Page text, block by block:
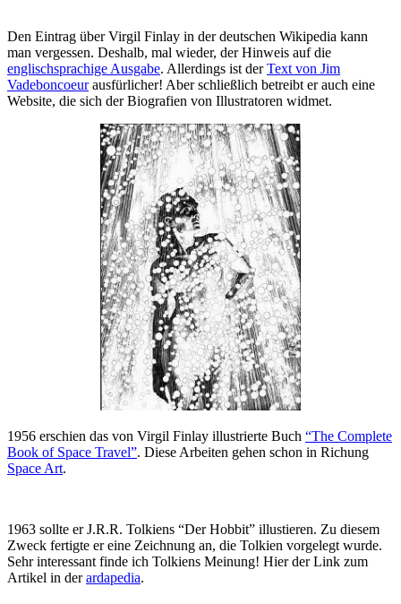
Den Eintrag über Virgil Finlay in der deutschen Wikipedia kann
man vergessen. Deshalb, mal wieder, der Hinweis auf die
englischsprachige Ausgabe. Allerdings ist derText von Jim
Vadeboncoeurausfürlicher! Aber schließlich betreibt er auch eine
Website, die sich der Biografien von Illustratoren widmet.
1956 erschien das von Virgil Finlay illustrierte Buch “The Complete
Book of Space Travel”. Diese Arbeiten gehen schon in Richung
Space Art.
1963 sollte er J.R.R. Tolkiens “Der Hobbit” illustieren. Zu diesem
Zweck fertigte er eine Zeichnung an, die Tolkien vorgelegt wurde.
Sehr interessant finde ich Tolkiens Meinung! Hier der Link zum
Artikel in derardapedia.